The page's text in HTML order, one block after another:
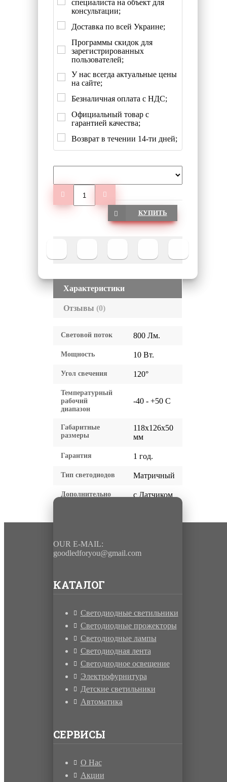
специалиста на объект для
консультации;
Доставка по всей Украине;
Программы скидок для
зарегистрированных
пользователей;
У нас всегда актуальные цены
на сайте;
Безналичная оплата с НДС;
Официальный товар с
гарантией качества;
Возврат в течении 14-ти дней;
КУПИТЬ
Характеристики
Отзывы (0)
Световой поток 800 Лм.
Мощность 10 Вт.
Угол свечения 120°
Температурный
рабочий
диапазон
-40 - +50 C
Габаритные
размеры
118x126x50
мм
Гарантия 1 год.
Тип светодиодов Матричный
Дополнительно с Датчиком
OUR E-MAIL:
goodledforyou@gmail.cоm
КАТАЛОГ
Светодиодные светильники
Светодиодные прожекторы
Светодиодные лампы
Светодиодная лента
Светодиодное освещение
Электрофурнитура
Детские светильники
Автоматика
СЕРВИСЫ
О Нас
Акции